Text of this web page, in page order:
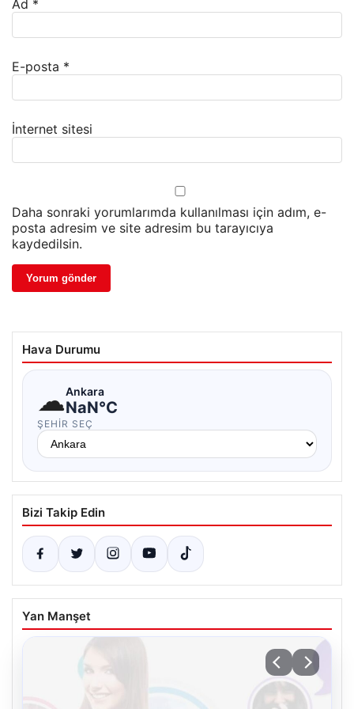
Ad *
E-posta *
İnternet sitesi
Daha sonraki yorumlarımda kullanılması için adım, e-
posta adresim ve site adresim bu tarayıcıya
kaydedilsin.
Hava Durumu
☁Ankara
NaN°C
ŞEHIR SEÇ
Bizi Takip Edin
Yan Manşet